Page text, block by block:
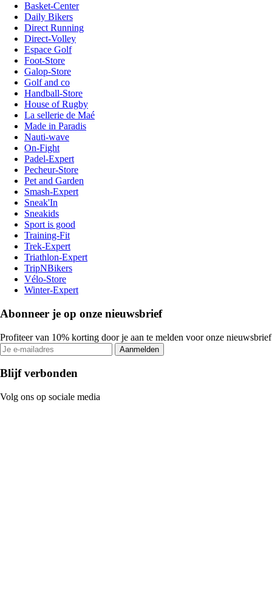
Basket-Center
Daily Bikers
Direct Running
Direct-Volley
Espace Golf
Foot-Store
Galop-Store
Golf and co
Handball-Store
House of Rugby
La sellerie de Maé
Made in Paradis
Nauti-wave
On-Fight
Padel-Expert
Pecheur-Store
Pet and Garden
Smash-Expert
Sneak'In
Sneakids
Sport is good
Training-Fit
Trek-Expert
Triathlon-Expert
TripNBikers
Vélo-Store
Winter-Expert
Abonneer je op onze nieuwsbrief
Profiteer van 10% korting door je aan te melden voor onze nieuwsbrief
Aanmelden
Blijf verbonden
Volg ons op sociale media